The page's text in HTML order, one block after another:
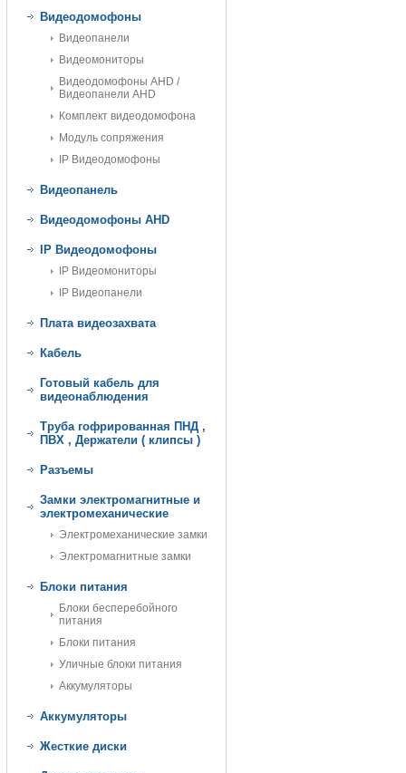
Видеодомофоны
Видеопанели
Видеомониторы
Видеодомофоны AHD /
Видеопанели AHD
Комплект видеодомофона
Модуль сопряжения
IP Видеодомофоны
Видеопанель
Видеодомофоны AHD
IP Видеодомофоны
IP Видеомониторы
IP Видеопанели
Плата видеозахвата
Кабель
Готовый кабель для
видеонаблюдения
Труба гофрированная ПНД ,
ПВХ , Держатели ( клипсы )
Разъемы
Замки электромагнитные и
электромеханические
Электромеханические замки
Электромагнитные замки
Блоки питания
Блоки бесперебойного
питания
Блоки питания
Уличные блоки питания
Аккумуляторы
Аккумуляторы
Жесткие диски